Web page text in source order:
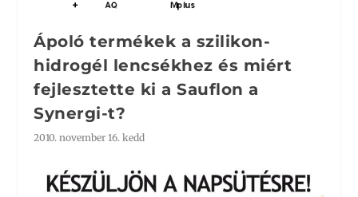
Ápoló termékek a szilikon-
hidrogél lencsékhez és miért
fejlesztette ki a Sauflon a
Synergi-t?
2010. november 16. kedd